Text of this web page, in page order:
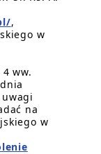
,
w
ww.
na
w